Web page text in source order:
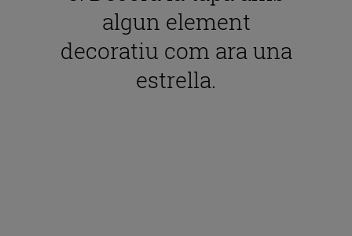
algun element
decoratiu com ara una
estrella.